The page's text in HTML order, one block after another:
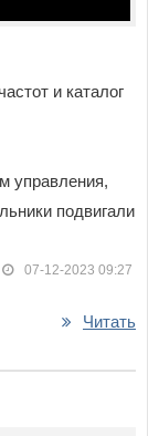
и каталог
управления,
подвигали
07-12-2023 09:27
Читать